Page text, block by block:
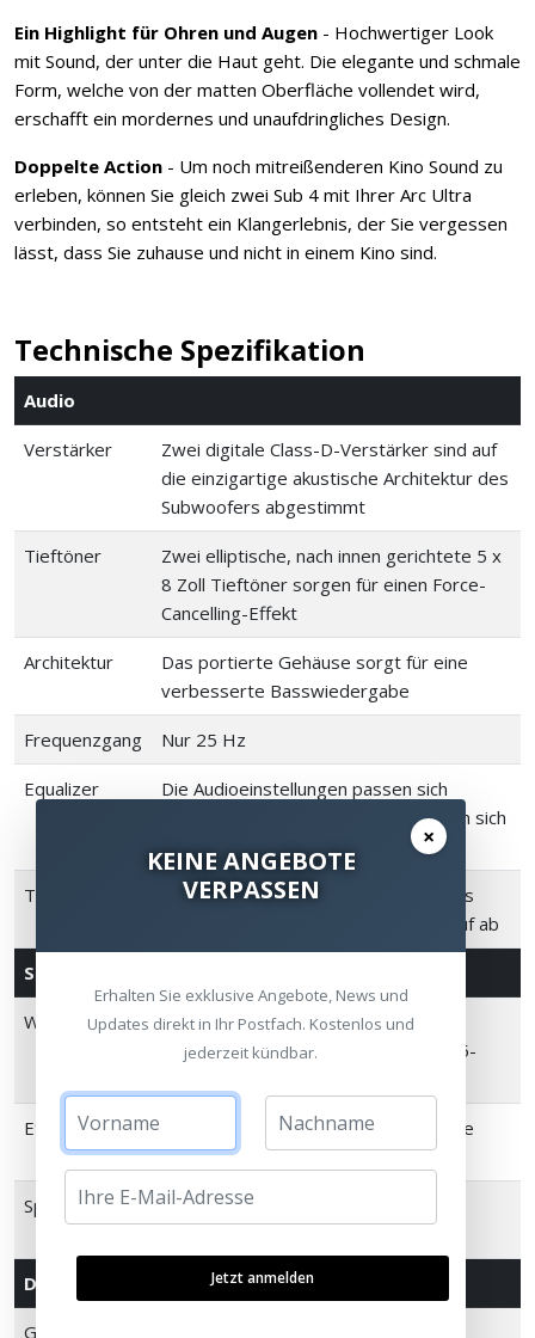
Ein Highlight für Ohren und Augen - Hochwertiger Look
mit Sound, der unter die Haut geht. Die elegante und schmale
Form, welche von der matten Oberfläche vollendet wird,
erschafft ein mordernes und unaufdringliches Design.
Doppelte Action - Um noch mitreißenderen Kino Sound zu
erleben, können Sie gleich zwei Sub 4 mit Ihrer Arc Ultra
verbinden, so entsteht ein Klangerlebnis, der Sie vergessen
lässt, dass Sie zuhause und nicht in einem Kino sind.
Technische Spezifikation
Audio
Verstärker
Zwei digitale Class-D-Verstärker sind auf
die einzigartige akustische Architektur des
Subwoofers abgestimmt
Tieftöner
Zwei elliptische, nach innen gerichtete 5 x
8 Zoll Tieftöner sorgen für einen Force-
Cancelling-Effekt
Architektur
Das portierte Gehäuse sorgt für eine
verbesserte Basswiedergabe
Frequenzgang Nur 25 Hz
Equalizer
Die Audioeinstellungen passen sich
automatisch an den Sub 4 an & lassen sich
über die SONOS App konfigurieren
Trueplay
Die Software ermittelt die Akustik des
Raums und stimmt das System darauf ab
Stromversorgung und Konnektivität
WLAN
Verbindet sich mit jedem
802.11a/b/g/n/ac/ax-Router im 2,4/5-
Ethernet
10/100-Port für eine kabelgebundene
Verbindung am Router
Spannung
100 - 240 V 50/60 Hz interne
Details
Gewicht
×
KEINE ANGEBOTE
VERPASSEN
Erhalten Sie exklusive Angebote, News und
Updates direkt in Ihr Postfach. Kostenlos und
jederzeit kündbar.
Jetzt anmelden